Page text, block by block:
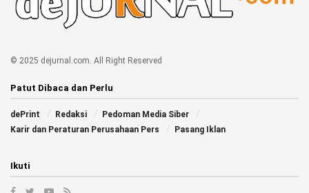
© 2025 dejurnal.com. All Right Reserved
Patut Dibaca dan Perlu
dePrint Redaksi
Pedoman Media Siber
Karir dan Peraturan Perusahaan Pers
Pasang Iklan
Ikuti